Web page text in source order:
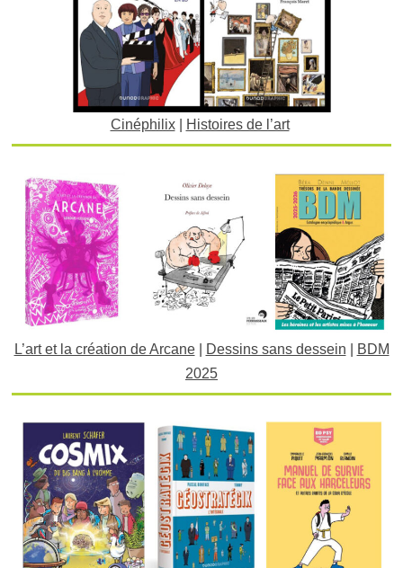
Cinéphilix| Histoires de l’art
L’art et la création de Arcane| Dessins sans dessein
BDM
2025